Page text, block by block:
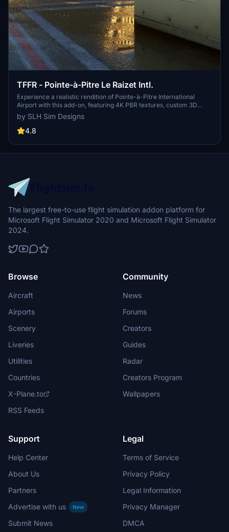
TFFR - Pointe-à-Pitre Le Raizet Intl.
Experience a realistic rendition of Pointe-à-Pitre International
Airport with this add-on, featuring 4K PBR textures, custom 3D
models, dynamic night lighting, and a modelled terminal interior.
Serving as the main hub for Air Caraïbes and Air Antilles Express,
this airport is located in Abymes, Guadeloupe, just north of Pointe-
by SLH Sim Designs
4.8
The largest free-to-use flight simulation addon platform for
Microsoft Flight Simulator 2020 and Microsoft Flight Simulator
2024.
Browse
Aircraft
Airports
Scenery
Liveries
Utilities
Countries
X-Plane.to
RSS Feeds
Community
News
Forums
Creators
Guides
Radar
Creators Program
Wallpapers
Support
Help Center
About Us
Partners
Advertise with us
New
Submit News
Legal
Terms of Service
Privacy Policy
Legal Information
Privacy Manager
DMCA